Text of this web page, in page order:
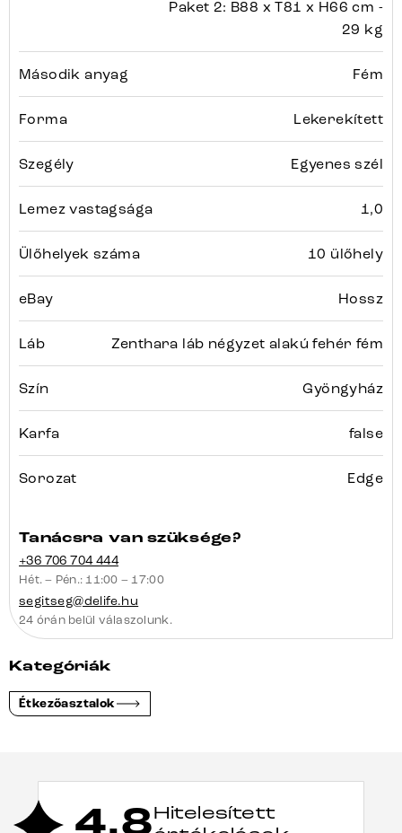
Paket 2: B88 x T81 x H66 cm -
29 kg
Második anyag Fém
Forma Lekerekített
Szegély Egyenes szél
Lemez vastagsága 1,0
Ülőhelyek száma 10 ülőhely
eBay Hossz
Láb Zenthara láb négyzet alakú fehér fém
Szín Gyöngyház
Karfa false
Sorozat Edge
Tanácsra van szüksége?
+36 706 704 444
Hét. – Pén.: 11:00 – 17:00
segitseg@delife.hu
24 órán belül válaszolunk.
Kategóriák
Étkezőasztalok
Hitelesített